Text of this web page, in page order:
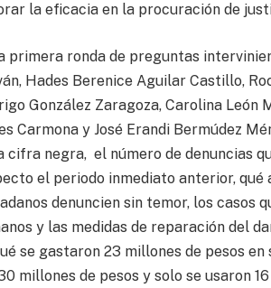
la eficacia en la procuración de
primera ronda de preguntas
Hades Berenice Aguilar Castillo,
González Zaragoza, Carolina León
Carmona y José Erandi Bermúdez
cifra negra, el número de denuncias
el periodo inmediato anterior,
denuncien sin temor, los casos
y las medidas de reparación del
se gastaron 23 millones de pesos
millones de pesos y solo se usaron